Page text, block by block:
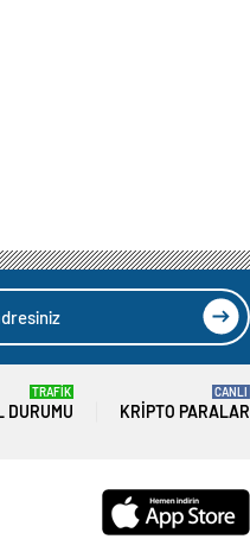
DURUMU
TRAFİK
KRIPTO PARALAR
CANLI